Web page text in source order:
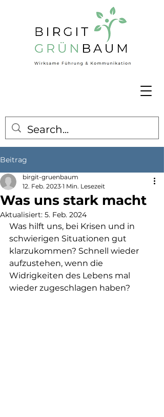
Beitrag
Was uns stark macht
birgit-gruenbaum
12. Feb. 2023 1 Min. Lesezeit
Aktualisiert: 5. Feb. 2024
Was hilft uns, bei Krisen und in
schwierigen Situationen gut
klarzukommen? Schnell wieder
aufzustehen, wenn die
Widrigkeiten des Lebens mal
wieder zugeschlagen haben?